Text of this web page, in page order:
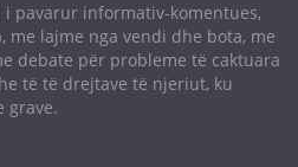
i pavarur informativ-komentues,
me lajme nga vendi dhe bota, me
debate për probleme të caktuara
të të drejtave të njeriut, ku
grave.